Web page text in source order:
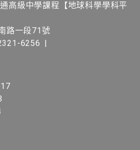
高級中學課程​【​地球科學學科平
路一段71號
6256 |